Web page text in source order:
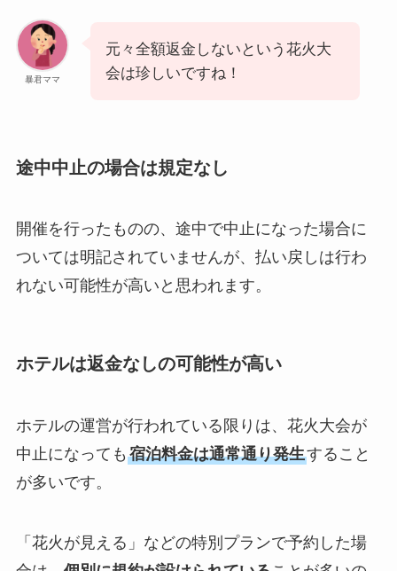
暴君ママ
元々全額返金しないという花火大
会は珍しいですね！
途中中止の場合は規定なし
開催を行ったものの、途中で中止になった場合に
ついては明記されていませんが、払い戻しは行わ
れない可能性が高いと思われます。
ホテルは返金なしの可能性が高い
ホテルの運営が行われている限りは、花火大会が
中止になっても 宿泊料金は通常通り発生すること
が多いです。
「花火が見える」などの特別プランで予約した場